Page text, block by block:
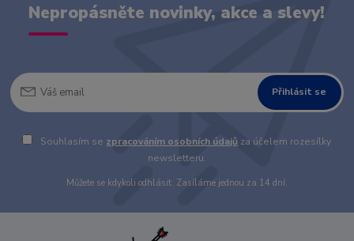
Nepropásněte novinky, akce a slevy!
Přihlásit se
Souhlasím se zpracováním osobních údajů za účelem rozesílky
newsletteru.
Můžete se kdykoli odhlásit. Zasíláme jednou za 14 dní.